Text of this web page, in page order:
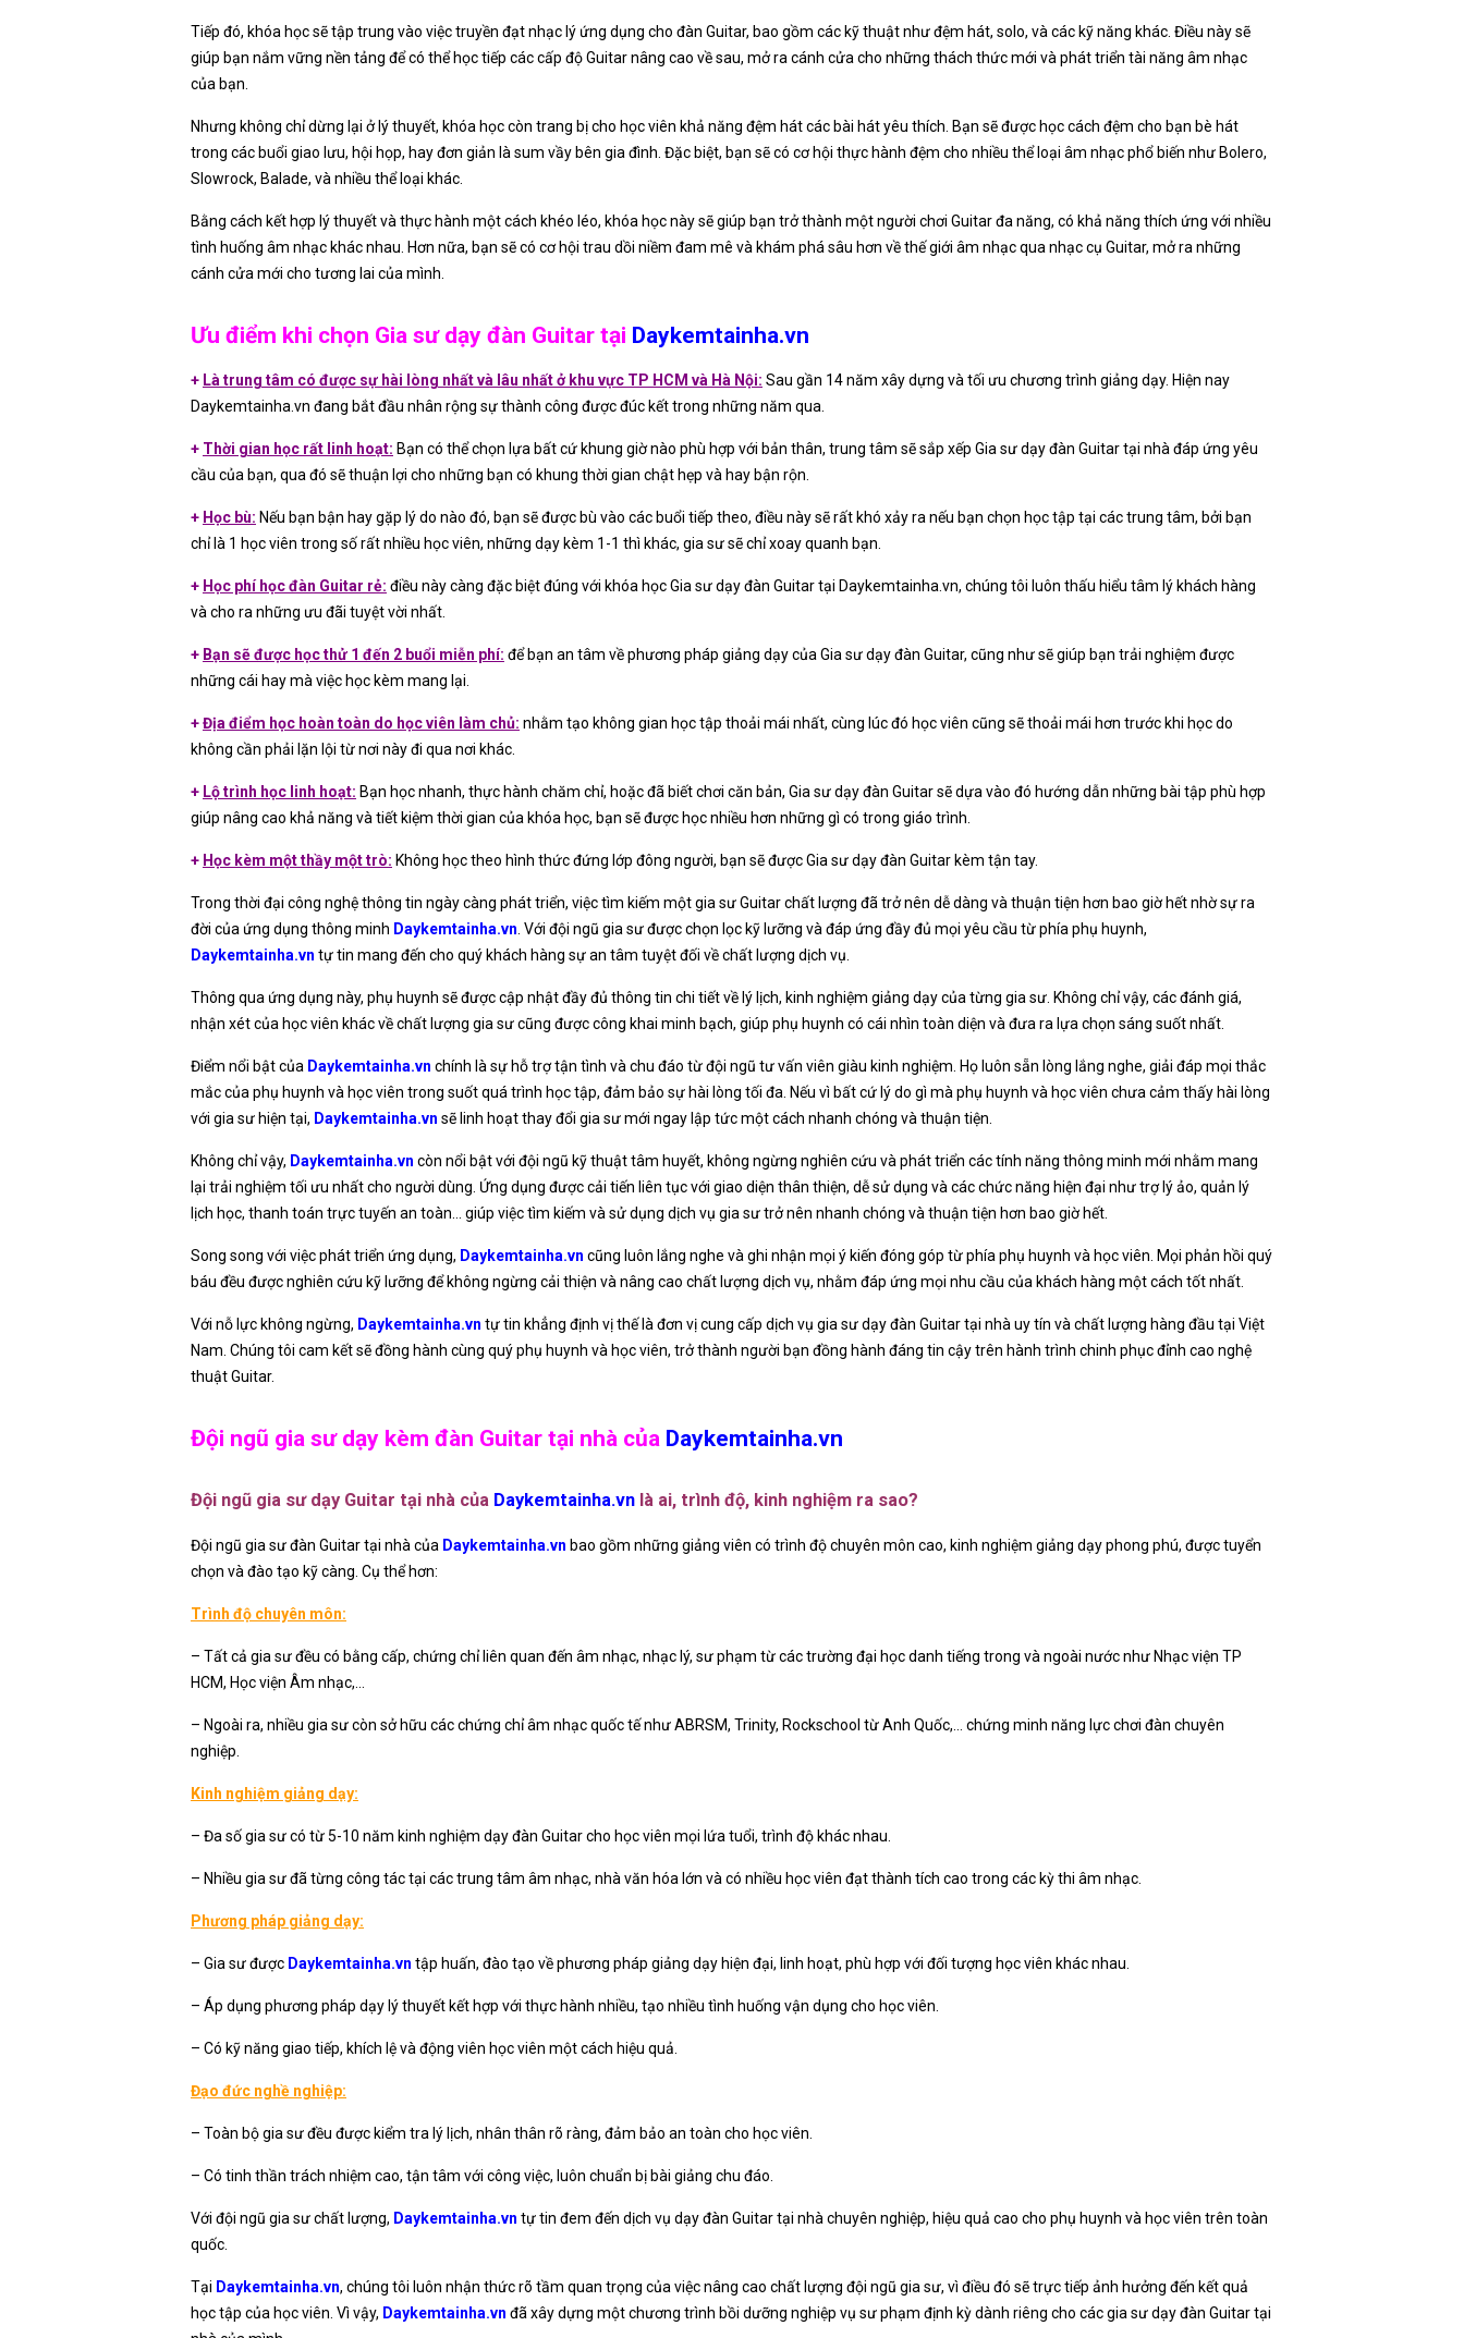
Tiếp đó, khóa học sẽ tập trung vào việc truyền đạt nhạc lý ứng dụng cho đàn Guitar, bao gồm các kỹ thuật như đệm hát, solo, và các kỹ năng khác. Điều này sẽ
giúp bạn nắm vững nền tảng để có thể học tiếp các cấp độ Guitar nâng cao về sau, mở ra cánh cửa cho những thách thức mới và phát triển tài năng âm nhạc
của bạn.
Nhưng không chỉ dừng lại ở lý thuyết, khóa học còn trang bị cho học viên khả năng đệm hát các bài hát yêu thích. Bạn sẽ được học cách đệm cho bạn bè hát
trong các buổi giao lưu, hội họp, hay đơn giản là sum vầy bên gia đình. Đặc biệt, bạn sẽ có cơ hội thực hành đệm cho nhiều thể loại âm nhạc phổ biến như Bolero,
Slowrock, Balade, và nhiều thể loại khác.
Bằng cách kết hợp lý thuyết và thực hành một cách khéo léo, khóa học này sẽ giúp bạn trở thành một người chơi Guitar đa năng, có khả năng thích ứng với nhiều
tình huống âm nhạc khác nhau. Hơn nữa, bạn sẽ có cơ hội trau dồi niềm đam mê và khám phá sâu hơn về thế giới âm nhạc qua nhạc cụ Guitar, mở ra những
cánh cửa mới cho tương lai của mình.
Ưu điểm khi chọn Gia sư dạy đàn Guitar tại Daykemtainha.vn
+ Là trung tâm có được sự hài lòng nhất và lâu nhất ở khu vực TP HCM và Hà Nội: Sau gần 14 năm xây dựng và tối ưu chương trình giảng dạy. Hiện nay
Daykemtainha.vn đang bắt đầu nhân rộng sự thành công được đúc kết trong những năm qua.
+ Thời gian học rất linh hoạt: Bạn có thể chọn lựa bất cứ khung giờ nào phù hợp với bản thân, trung tâm sẽ sắp xếp Gia sư dạy đàn Guitar tại nhà đáp ứng yêu
cầu của bạn, qua đó sẽ thuận lợi cho những bạn có khung thời gian chật hẹp và hay bận rộn.
+ Học bù: Nếu bạn bận hay gặp lý do nào đó, bạn sẽ được bù vào các buổi tiếp theo, điều này sẽ rất khó xảy ra nếu bạn chọn học tập tại các trung tâm, bởi bạn
chỉ là 1 học viên trong số rất nhiều học viên, những dạy kèm 1-1 thì khác, gia sư sẽ chỉ xoay quanh bạn.
+ Học phí học đàn Guitar rẻ: điều này càng đặc biệt đúng với khóa học Gia sư dạy đàn Guitar tại Daykemtainha.vn, chúng tôi luôn thấu hiểu tâm lý khách hàng
và cho ra những ưu đãi tuyệt vời nhất.
+ Bạn sẽ được học thử 1 đến 2 buổi miễn phí: để bạn an tâm về phương pháp giảng dạy của Gia sư dạy đàn Guitar, cũng như sẽ giúp bạn trải nghiệm được
những cái hay mà việc học kèm mang lại.
+Địa điểm học hoàn toàn do học viên làm chủ: nhằm tạo không gian học tập thoải mái nhất, cùng lúc đó học viên cũng sẽ thoải mái hơn trước khi học do
không cần phải lặn lội từ nơi này đi qua nơi khác.
+ Lộ trình học linh hoạt: Bạn học nhanh, thực hành chăm chỉ, hoặc đã biết chơi căn bản, Gia sư dạy đàn Guitar sẽ dựa vào đó hướng dẫn những bài tập phù hợp
giúp nâng cao khả năng và tiết kiệm thời gian của khóa học, bạn sẽ được học nhiều hơn những gì có trong giáo trình.
+ Học kèm một thầy một trò: Không học theo hình thức đứng lớp đông người, bạn sẽ được Gia sư dạy đàn Guitar kèm tận tay.
Trong thời đại công nghệ thông tin ngày càng phát triển, việc tìm kiếm một gia sư Guitar chất lượng đã trở nên dễ dàng và thuận tiện hơn bao giờ hết nhờ sự ra
đời của ứng dụng thông minh Daykemtainha.vn . Với đội ngũ gia sư được chọn lọc kỹ lưỡng và đáp ứng đầy đủ mọi yêu cầu từ phía phụ huynh,
Daykemtainha.vn tự tin mang đến cho quý khách hàng sự an tâm tuyệt đối về chất lượng dịch vụ.
Thông qua ứng dụng này, phụ huynh sẽ được cập nhật đầy đủ thông tin chi tiết về lý lịch, kinh nghiệm giảng dạy của từng gia sư. Không chỉ vậy, các đánh giá,
nhận xét của học viên khác về chất lượng gia sư cũng được công khai minh bạch, giúp phụ huynh có cái nhìn toàn diện và đưa ra lựa chọn sáng suốt nhất.
Điểm nổi bật của Daykemtainha.vn chính là sự hỗ trợ tận tình và chu đáo từ đội ngũ tư vấn viên giàu kinh nghiệm. Họ luôn sẵn lòng lắng nghe, giải đáp mọi thắc
mắc của phụ huynh và học viên trong suốt quá trình học tập, đảm bảo sự hài lòng tối đa. Nếu vì bất cứ lý do gì mà phụ huynh và học viên chưa cảm thấy hài lòng
với gia sư hiện tại, Daykemtainha.vn sẽ linh hoạt thay đổi gia sư mới ngay lập tức một cách nhanh chóng và thuận tiện.
Không chỉ vậy, Daykemtainha.vn còn nổi bật với đội ngũ kỹ thuật tâm huyết, không ngừng nghiên cứu và phát triển các tính năng thông minh mới nhằm mang
lại trải nghiệm tối ưu nhất cho người dùng. Ứng dụng được cải tiến liên tục với giao diện thân thiện, dễ sử dụng và các chức năng hiện đại như trợ lý ảo, quản lý
lịch học, thanh toán trực tuyến an toàn… giúp việc tìm kiếm và sử dụng dịch vụ gia sư trở nên nhanh chóng và thuận tiện hơn bao giờ hết.
Song song với việc phát triển ứng dụng, Daykemtainha.vn cũng luôn lắng nghe và ghi nhận mọi ý kiến đóng góp từ phía phụ huynh và học viên. Mọi phản hồi quý
báu đều được nghiên cứu kỹ lưỡng để không ngừng cải thiện và nâng cao chất lượng dịch vụ, nhằm đáp ứng mọi nhu cầu của khách hàng một cách tốt nhất.
Với nỗ lực không ngừng, Daykemtainha.vn tự tin khẳng định vị thế là đơn vị cung cấp dịch vụ gia sư dạy đàn Guitar tại nhà uy tín và chất lượng hàng đầu tại Việt
Nam. Chúng tôi cam kết sẽ đồng hành cùng quý phụ huynh và học viên, trở thành người bạn đồng hành đáng tin cậy trên hành trình chinh phục đỉnh cao nghệ
thuật Guitar.
Đội ngũ gia sư dạy kèm đàn Guitar tại nhà của Daykemtainha.vn
Đội ngũ gia sư dạy Guitar tại nhà của Daykemtainha.vn là ai, trình độ, kinh nghiệm ra sao?
Đội ngũ gia sư đàn Guitar tại nhà của Daykemtainha.vn bao gồm những giảng viên có trình độ chuyên môn cao, kinh nghiệm giảng dạy phong phú, được tuyển
chọn và đào tạo kỹ càng. Cụ thể hơn:
Trình độ chuyên môn:
– Tất cả gia sư đều có bằng cấp, chứng chỉ liên quan đến âm nhạc, nhạc lý, sư phạm từ các trường đại học danh tiếng trong và ngoài nước như Nhạc viện TP
HCM, Học viện Âm nhạc,…
– Ngoài ra, nhiều gia sư còn sở hữu các chứng chỉ âm nhạc quốc tế như ABRSM, Trinity, Rockschool từ Anh Quốc,… chứng minh năng lực chơi đàn chuyên
nghiệp.
Kinh nghiệm giảng dạy:
– Đa số gia sư có từ 5-10 năm kinh nghiệm dạy đàn Guitar cho học viên mọi lứa tuổi, trình độ khác nhau.
– Nhiều gia sư đã từng công tác tại các trung tâm âm nhạc, nhà văn hóa lớn và có nhiều học viên đạt thành tích cao trong các kỳ thi âm nhạc.
Phương pháp giảng dạy:
– Gia sư được Daykemtainha.vn tập huấn, đào tạo về phương pháp giảng dạy hiện đại, linh hoạt, phù hợp với đối tượng học viên khác nhau.
– Áp dụng phương pháp dạy lý thuyết kết hợp với thực hành nhiều, tạo nhiều tình huống vận dụng cho học viên.
– Có kỹ năng giao tiếp, khích lệ và động viên học viên một cách hiệu quả.
Đạo đức nghề nghiệp:
– Toàn bộ gia sư đều được kiểm tra lý lịch, nhân thân rõ ràng, đảm bảo an toàn cho học viên.
– Có tinh thần trách nhiệm cao, tận tâm với công việc, luôn chuẩn bị bài giảng chu đáo.
Với đội ngũ gia sư chất lượng, Daykemtainha.vn tự tin đem đến dịch vụ dạy đàn Guitar tại nhà chuyên nghiệp, hiệu quả cao cho phụ huynh và học viên trên toàn
quốc.
Tại Daykemtainha.vn, chúng tôi luôn nhận thức rõ tầm quan trọng của việc nâng cao chất lượng đội ngũ gia sư, vì điều đó sẽ trực tiếp ảnh hưởng đến kết quả
học tập của học viên. Vì vậy, Daykemtainha.vn đã xây dựng một chương trình bồi dưỡng nghiệp vụ sư phạm định kỳ dành riêng cho các gia sư dạy đàn Guitar tại